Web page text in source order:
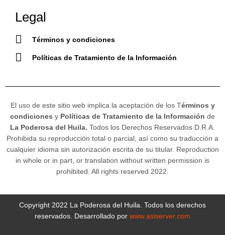
Legal
Términos y condiciones
Políticas de Tratamiento de la Información
El uso de este sitio web implica la aceptación de los Términos y
condiciones y Políticas de Tratamiento de la Información de
La Poderosa del Huila. Todos los Derechos Reservados D.R.A.
Prohibida su reproducción total o parcial, así como su traducción a
cualquier idioma sin autorización escrita de su titular. Reproduction
in whole or in part, or translation without written permission is
prohibited. All rights reserved 2022.
Copyright 2022 La Poderosa del Huila. Todos los derechos
reservados. Desarrollado por www.asiserver.com